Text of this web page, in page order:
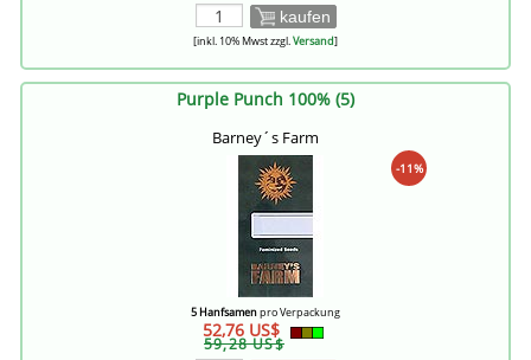
kaufen
[inkl. 10% Mwst zzgl.Versand]
Purple Punch 100% (5)
Barney´s Farm
-11%
5 Hanfsamenpro Verpackung
52,76 US$
59,28 US$